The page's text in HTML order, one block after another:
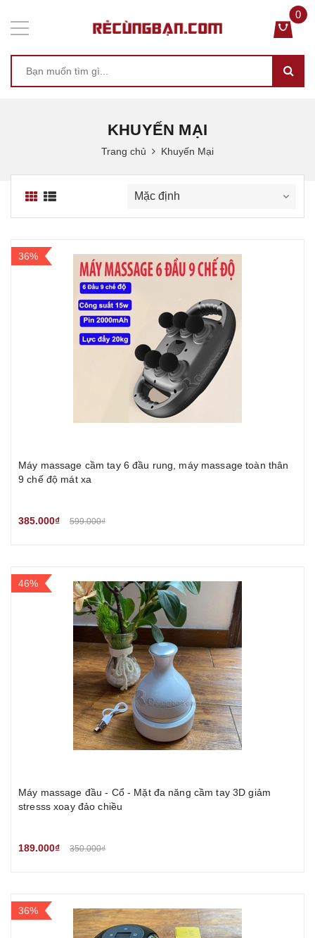
0
KHUYẾN MẠI
Trang chủ Khuyến Mại
36%
Máy massage cầm tay 6 đầu rung, máy massage toàn thân
9 chế độ mát xa
385.000₫ 599.000₫
46%
Máy massage đầu - Cổ - Mặt đa năng cầm tay 3D giảm
stresss xoay đảo chiều
189.000₫ 350.000₫
36%